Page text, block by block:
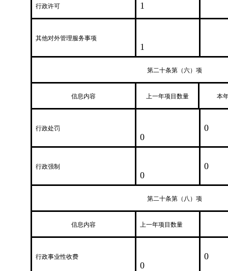
行政许可 1
其他对外管理服务事项
1
第二十条第（六）项
信息内容 上一年项目数量 本
行政处罚
0
0
行政强制
0
0
第二十条第（八）项
信息内容 上一年项目数量
行政事业性收费
0
0